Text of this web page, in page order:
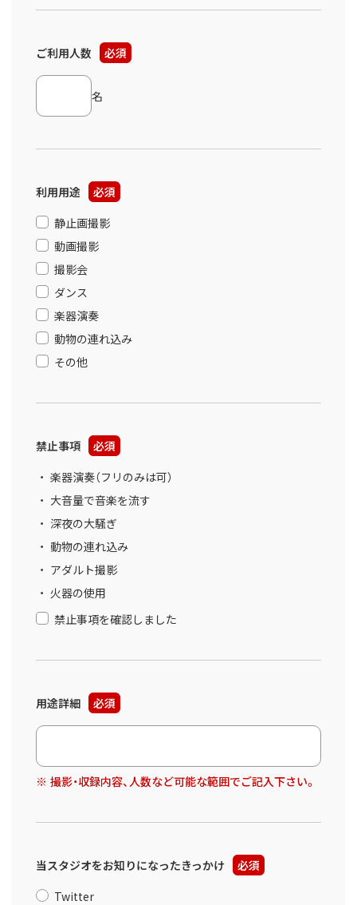
ご利用人数 必須
名
利用用途
必須
静止画撮影
動画撮影
撮影会
ダンス
楽器演奏
動物の連れ込み
その他
禁止事項
必須
楽器演奏（フリのみは可）
大音量で音楽を流す
深夜の大騒ぎ
動物の連れ込み
アダルト撮影
火器の使用
禁止事項を確認しました
用途詳細 必須
撮影・収録内容、人数など可能な範囲でご記入下さい。
当スタジオをお知りになったきっかけ
必須
Twitter